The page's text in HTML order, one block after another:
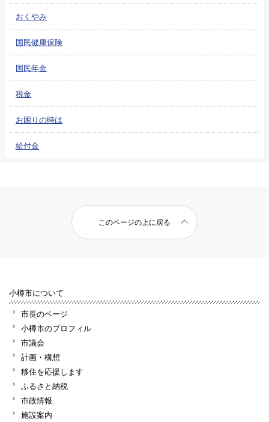
おくやみ
国民健康保険
国民年金
税金
お困りの時は
給付金
このページの上に戻る
小樽市について
市長のページ
小樽市のプロフィル
市議会
計画・構想
移住を応援します
ふるさと納税
市政情報
施設案内